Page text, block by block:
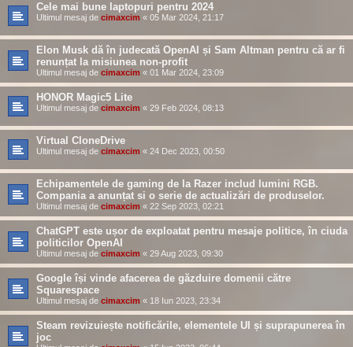
Cele mai bune laptopuri pentru 2024
Ultimul mesaj de cimaxcim « 05 Mar 2024, 21:17
Elon Musk dă în judecată OpenAI și Sam Altman pentru că ar fi
renunțat la misiunea non-profit
Ultimul mesaj de cimaxcim « 01 Mar 2024, 23:09
HONOR Magic5 Lite
Ultimul mesaj de cimaxcim « 29 Feb 2024, 08:13
Virtual CloneDrive
Ultimul mesaj de cimaxcim « 24 Dec 2023, 00:50
Echipamentele de gaming de la Razer includ lumini RGB.
Compania a anunțat si o serie de actualizări de produselor.
Ultimul mesaj de cimaxcim « 22 Sep 2023, 02:21
ChatGPT este ușor de exploatat pentru mesaje politice, în ciuda
politicilor OpenAI
Ultimul mesaj de cimaxcim « 29 Aug 2023, 09:30
Google își vinde afacerea de găzduire domenii către
Squarespace
Ultimul mesaj de cimaxcim « 18 Iun 2023, 23:34
Steam revizuiește notificările, elementele UI și suprapunerea în
joc